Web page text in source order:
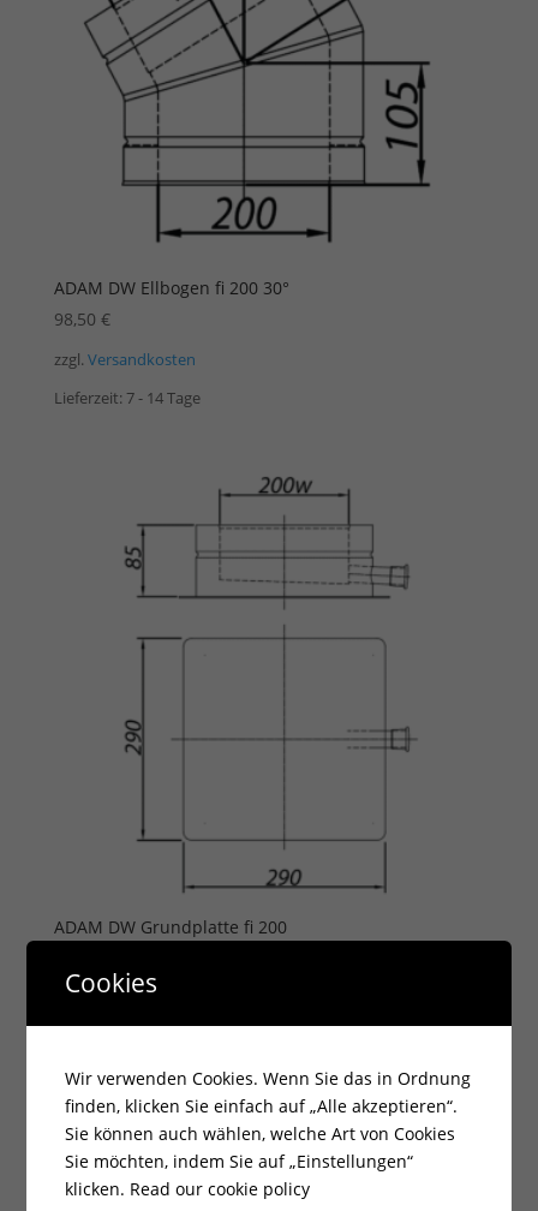
ADAM DW Ellbogen fi 200 30°
98,50 €
zzgl. Versandkosten
Lieferzeit: 7 - 14 Tage
ADAM DW Grundplatte fi 200
zzgl.Versandkosten
Cookies
Wir verwenden Cookies. Wenn Sie das in Ordnung
finden, klicken Sie einfach auf „Alle akzeptieren“.
Sie können auch wählen, welche Art von Cookies
Sie möchten, indem Sie auf „Einstellungen“
klicken. Read our cookie policy